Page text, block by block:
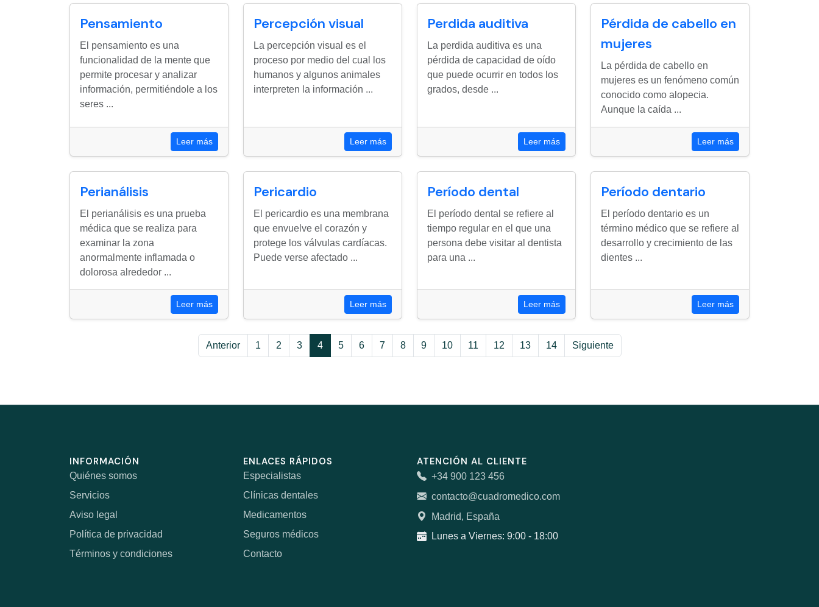
Pensamiento
El pensamiento es una
funcionalidad de la mente que
permite procesar y analizar
información, permitiéndole a los
seres ...
Leer más
Percepción visual
La percepción visual es el
proceso por medio del cual los
humanos y algunos animales
interpreten la información ...
Leer más
Perdida auditiva
La perdida auditiva es una
pérdida de capacidad de oído
que puede ocurrir en todos los
grados, desde ...
Leer más
Pérdida de cabello en
mujeres
La pérdida de cabello en
mujeres es un fenómeno común
conocido como alopecia.
Aunque la caída ...
Leer más
Perianálisis
El perianálisis es una prueba
médica que se realiza para
examinar la zona
anormalmente inflamada o
dolorosa alrededor ...
Leer más
Pericardio
El pericardio es una membrana
que envuelve el corazón y
protege los válvulas cardíacas.
Puede verse afectado ...
Leer más
Período dental
El período dental se refiere al
tiempo regular en el que una
persona debe visitar al dentista
para una ...
Leer más
Período dentario
El período dentario es un
término médico que se refiere al
desarrollo y crecimiento de las
dientes ...
Leer más
Anterior 1 2 3 4 5 6 7 8 9 10 11 12 13 14 Siguiente
INFORMACIÓN
Quiénes somos
Servicios
Aviso legal
Política de privacidad
Términos y condiciones
ENLACES RÁPIDOS
Especialistas
Clínicas dentales
Medicamentos
Seguros médicos
Contacto
ATENCIÓN AL CLIENTE
+34 900 123 456
contacto@cuadromedico.com
Madrid, España
Lunes a Viernes: 9:00 - 18:00